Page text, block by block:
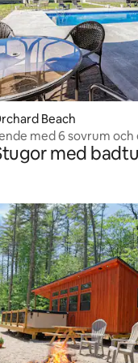
Beach
med 6 sovrum
med